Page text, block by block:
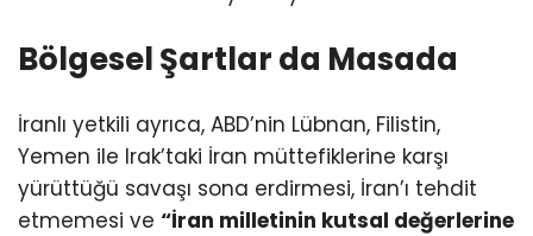
Bölgesel Şartlar da Masada
İranlı yetkili ayrıca, ABD’nin Lübnan, Filistin,
Yemen ile Irak’taki İran müttefiklerine karşı
yürüttüğü savaşı sona erdirmesi, İran’ı tehdit
etmemesi ve “İran milletinin kutsal değerlerine